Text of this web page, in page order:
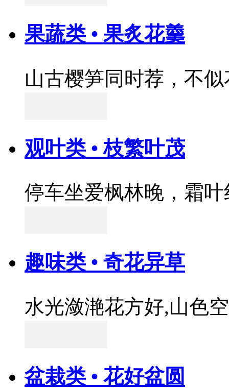
果蔬类 • 果炙花羹
山古樱笋同时荐，不
观叶类 • 枝繁叶茂
停车坐爱枫林晚，霜
趣味类 • 奇花异草
水光潋滟花方好,山色
盆栽类 • 花好盆圆